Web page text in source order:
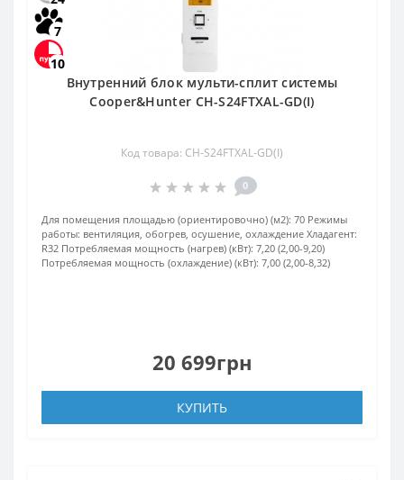
7
10
Внутренний блок мульти-сплит системы
Cooper&Hunter CH-S24FTXAL-GD(I)
Код товара: CH-S24FTXAL-GD(I)
0
Для помещения площадью (ориентировочно) (м2): 70 Режимы
работы: вентиляция, обогрев, осушение, охлаждение Хладагент:
R32 Потребляемая мощность (нагрев) (кВт): 7,20 (2,00-9,20)
Потребляемая мощность (охлаждение) (кВт): 7,00 (2,00-8,32)
20 699грн
КУПИТЬ